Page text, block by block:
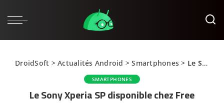
DroidSoft >Actualités Android >Smartphones > Le Sony Xperia SP disponible chez Free
SMARTPHONES
Le Sony Xperia SP disponible chez Free